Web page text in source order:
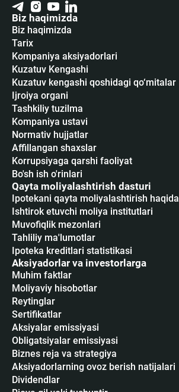
Biz haqimizda
Biz haqimizda
Tarix
Kompaniya aksiyadorlari
Kuzatuv Kengashi
Kuzatuv kengashi qoshidagi qo‘mitalar
Ijroiya organi
Tashkiliy tuzilma
Kompaniya ustavi
Normativ hujjatlar
Affillangan shaxslar
Korrupsiyaga qarshi faoliyat
Bo'sh ish o'rinlari
Qayta moliyalashtirish dasturi
Ipotekani qayta moliyalashtirish haqida
Ishtirok etuvchi moliya institutlari
Muvofiqlik mezonlari
Tahliliy ma'lumotlar
Ipoteka kreditlari statistikasi
Aksiyadorlar va investorlarga
Muhim faktlar
Moliyaviy hisobotlar
Reytinglar
Sertifikatlar
Аksiyalar emissiyasi
Obligatsiyalar emissiyasi
Biznes reja va strategiya
Aksiyadorlarning ovoz berish natijalari
Dividendlar